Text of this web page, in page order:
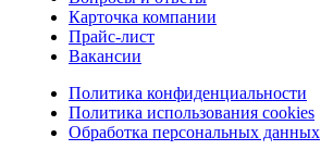
Карточка компании
Прайс-лист
Вакансии
Политика конфиденциальности
Политика использования cookies
Обработка персональных данных